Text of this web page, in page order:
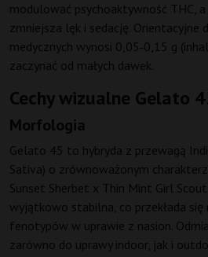
modulować psychoaktywność THC, a
zmniejsza lęk i sedację. Orientacyjne
medycznych wynosi 0,05‑0,15 g
zaczynać od małych dawek.
Cechy wizualne Gelato
Morfologia
Gelato 45 to hybryda z przewagą
Sativa) o zrównoważonym
Sunset Sherbet x Thin Mint Girl
wyjątkowo stabilna, co przekłada się
fenotypów w uprawie z nasion.
zarówno do uprawy indoor, jak i